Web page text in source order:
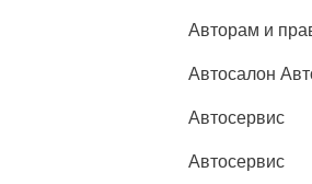
Авторам и
Автосалон
Автосервис
Автосервис